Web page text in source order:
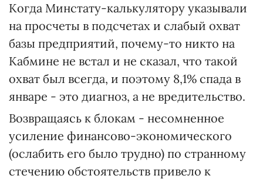
Когда Минстату-калькулятору указывали
на просчеты в подсчетах и слабый охват
базы предприятий, почему-то никто на
Кабмине не встал и не сказал, что такой
охват был всегда, и поэтому 8,1% спада в
январе - это диагноз, а не вредительство.
Возвращаясь к блокам - несомненное
усиление финансово-экономического
(ослабить его было трудно) по странному
стечению обстоятельств привело к